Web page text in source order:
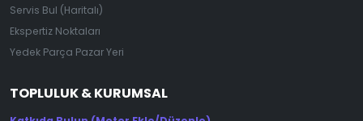
Servis Bul (Haritalı)
Ekspertiz Noktaları
Yedek Parça Pazar Yeri
TOPLULUK & KURUMSAL